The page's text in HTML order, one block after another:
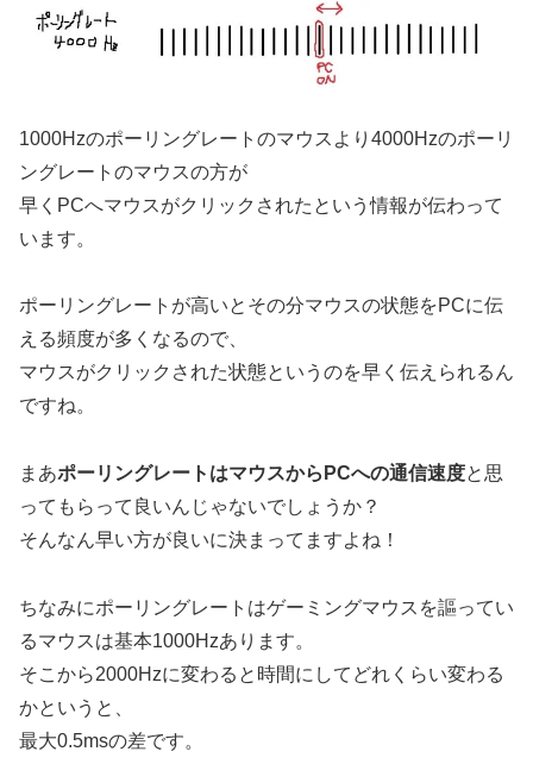
1000Hzのポーリングレートのマウスより4000Hzのポーリ
ングレートのマウスの方が
早くPCへマウスがクリックされたという情報が伝わって
います。
ポーリングレートが高いとその分マウスの状態をPCに伝
える頻度が多くなるので、
マウスがクリックされた状態というのを早く伝えられるん
ですね。
まあポーリングレートはマウスからPCへの通信速度と思
ってもらって良いんじゃないでしょうか？
そんなん早い方が良いに決まってますよね！
ちなみにポーリングレートはゲーミングマウスを謳ってい
るマウスは基本1000Hzあります。
そこから2000Hzに変わると時間にしてどれくらい変わる
かというと、
最大0.5msの差です。